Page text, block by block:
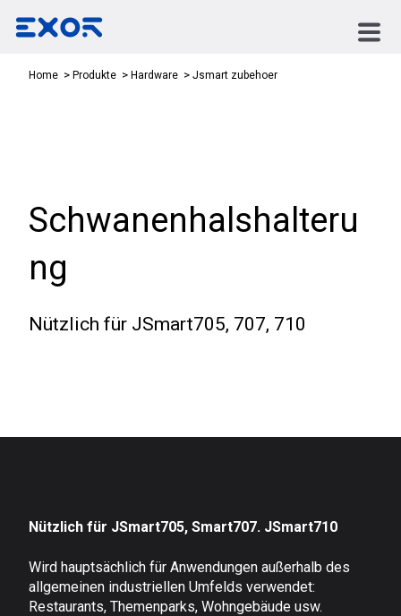
Home Produkte Hardware Jsmart zubehoer
Schwanenhalshalteru
ng
Nützlich für JSmart705, 707, 710
Nützlich für JSmart705, Smart707. JSmart710
Wird hauptsächlich für Anwendungen außerhalb des
allgemeinen industriellen Umfelds verwendet:
Restaurants, Themenparks, Wohngebäude usw.